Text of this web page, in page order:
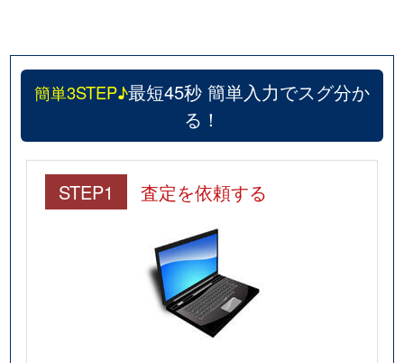
簡単3STEP♪最短45秒 簡単入力でスグ分か
る！
STEP1 査定を依頼する